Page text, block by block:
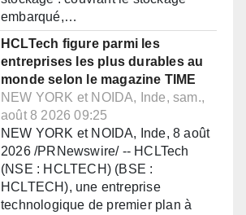
embarqué,…
HCLTech figure parmi les
entreprises les plus durables au
monde selon le magazine TIME
NEW YORK et NOIDA, Inde, sam.,
août 8 2026 09:25
NEW YORK et NOIDA, Inde, 8 août
2026 /PRNewswire/ -- HCLTech
(NSE : HCLTECH) (BSE :
HCLTECH), une entreprise
technologique de premier plan à